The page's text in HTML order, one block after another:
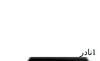
1نادر